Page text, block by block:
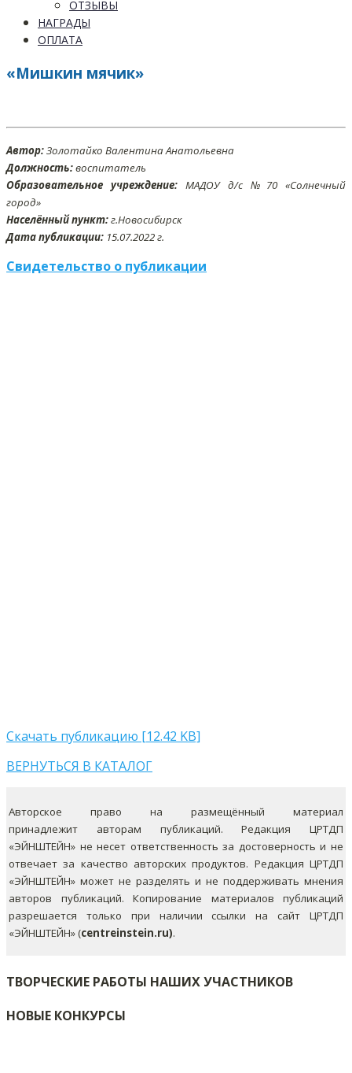
ОТЗЫВЫ
НАГРАДЫ
ОПЛАТА
«Мишкин мячик»
Автор:Золотайко Валентина Анатольевна
Должность:воспитатель
Образовательное учреждение: МАДОУ д/с №70 «Солнечный
город»
Населённый пункт:г.Новосибирск
Дата публикации: 15.07.2022 г.
Свидетельство о публикации
Скачать публикацию [12.42 KB]
ВЕРНУТЬСЯ В КАТАЛОГ
Авторское право на размещённый материал
принадлежит авторам публикаций. Редакция ЦРТДП
«ЭЙНШТЕЙН» не несет ответственность за достоверность и не
отвечает за качество авторских продуктов. Редакция ЦРТДП
«ЭЙНШТЕЙН» может не разделять и не поддерживать мнения
авторов публикаций. Копирование материалов публикаций
разрешается только при наличии ссылки на сайт ЦРТДП
«ЭЙНШТЕЙН» (centreinstein.ru).
ТВОРЧЕСКИЕ РАБОТЫ НАШИХ УЧАСТНИКОВ
НОВЫЕ КОНКУРСЫ